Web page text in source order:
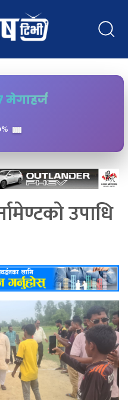
मेगाहर्ज
उपाधि